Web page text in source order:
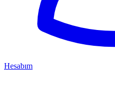
Hesabım